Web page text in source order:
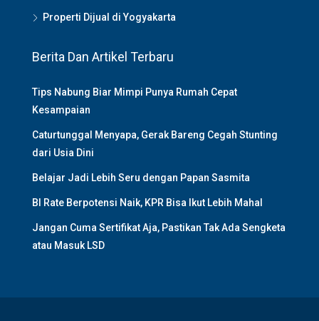
Properti Dijual di Yogyakarta
Berita Dan Artikel Terbaru
Tips Nabung Biar Mimpi Punya Rumah Cepat
Kesampaian
Caturtunggal Menyapa, Gerak Bareng Cegah Stunting
dari Usia Dini
Belajar Jadi Lebih Seru dengan Papan Sasmita
BI Rate Berpotensi Naik, KPR Bisa Ikut Lebih Mahal
Jangan Cuma Sertifikat Aja, Pastikan Tak Ada Sengketa
atau Masuk LSD